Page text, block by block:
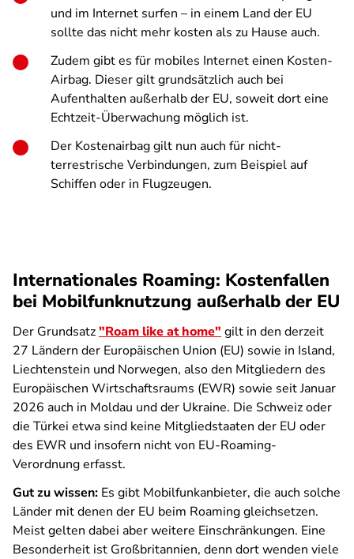
und im Internet surfen – in einem Land der EU
sollte das nicht mehr kosten als zu Hause auch.
Zudem gibt es für mobiles Internet einen Kosten-
Airbag. Dieser gilt grundsätzlich auch bei
Aufenthalten außerhalb der EU, soweit dort eine
Echtzeit-Überwachung möglich ist.
Der Kostenairbag gilt nun auch für nicht-
terrestrische Verbindungen, zum Beispiel auf
Schiffen oder in Flugzeugen.
Internationales Roaming: Kostenfallen
bei Mobilfunknutzung außerhalb der EU
Der Grundsatz"Roam like at home" gilt in den derzeit
27 Ländern der Europäischen Union (EU) sowie in Island,
Liechtenstein und Norwegen, also den Mitgliedern des
Europäischen Wirtschaftsraums (EWR) sowie seit Januar
2026 auch in Moldau und der Ukraine. Die Schweiz oder
die Türkei etwa sind keine Mitgliedstaaten der EU oder
des EWR und insofern nicht von EU-Roaming-
Verordnung erfasst.
Gut zu wissen: Es gibt Mobilfunkanbieter, die auch solche
Länder mit denen der EU beim Roaming gleichsetzen.
Meist gelten dabei aber weitere Einschränkungen. Eine
Besonderheit ist Großbritannien, denn dort wenden viele